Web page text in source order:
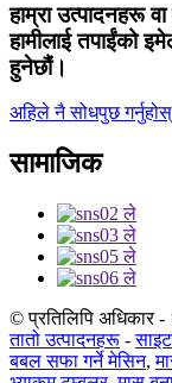
हाम्रा उत्पादनहरू
हामीलाई तपाईंको
हुनेछौं।
अहिले नै सोधपुछ गर्नुहोस्
सामाजिक
© प्रतिलिपि अधिकार
तातो उत्पादनहरू -
बबल सफा गर्ने मेसिन,